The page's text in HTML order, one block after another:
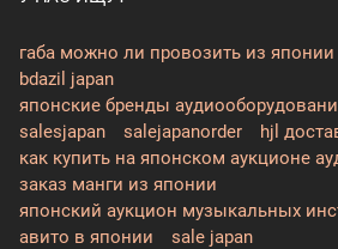
габа можно ли провозить из
bdazil japan
японские бренды
salesjapan
salejapanorder
hjl
как купить на японском аукционе
заказ манги из японии
японский аукцион музыкальных
авито в японии
sale japan